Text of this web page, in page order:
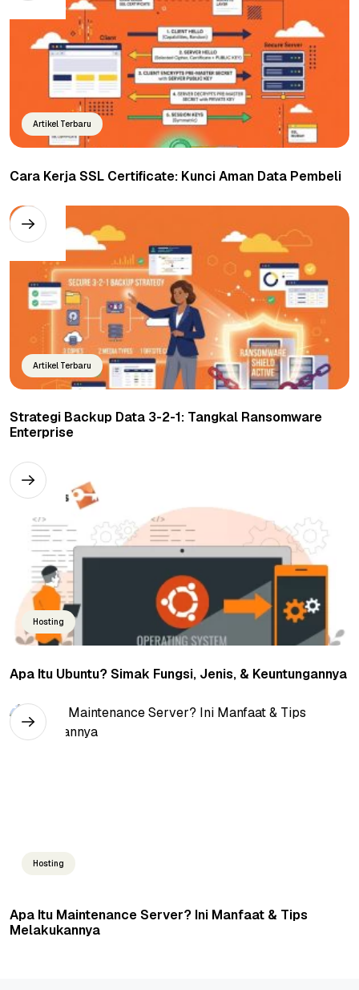
Artikel Terbaru
Cara Kerja SSL Certificate: Kunci Aman Data Pembeli
Artikel Terbaru
Strategi Backup Data 3-2-1: Tangkal Ransomware
Enterprise
Hosting
Apa Itu Ubuntu? Simak Fungsi, Jenis, & Keuntungannya
Hosting
Apa Itu Maintenance Server? Ini Manfaat & Tips
Melakukannya